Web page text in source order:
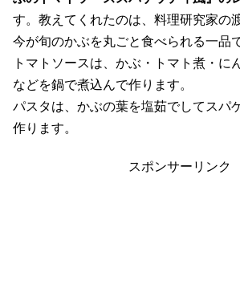
す。教えてくれたのは、料理研究家の
今が旬のかぶを丸ごと食べられる一品
トマトソースは、かぶ・トマト煮・に
などを鍋で煮込んで作ります。
パスタは、かぶの葉を塩茹でしてスパ
作ります。
スポンサーリンク